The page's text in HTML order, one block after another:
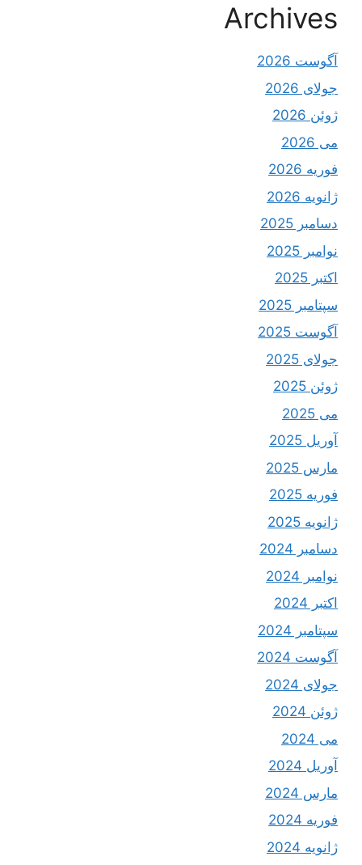
Archives
آگوست 2026
جولای 2026
ژوئن 2026
می 2026
فوریه 2026
ژانویه 2026
دسامبر 2025
نوامبر 2025
اکتبر 2025
سپتامبر 2025
آگوست 2025
جولای 2025
ژوئن 2025
می 2025
آوریل 2025
مارس 2025
فوریه 2025
ژانویه 2025
دسامبر 2024
نوامبر 2024
اکتبر 2024
سپتامبر 2024
آگوست 2024
جولای 2024
ژوئن 2024
می 2024
آوریل 2024
مارس 2024
فوریه 2024
ژانویه 2024